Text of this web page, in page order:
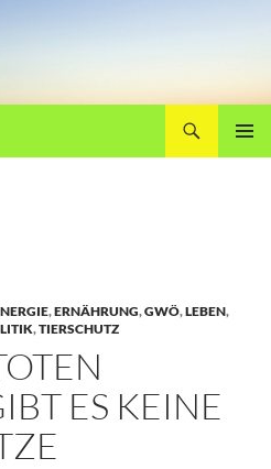
,ERNÄHRUNG,GWÖ,LEBEN,
,TIERSCHUTZ
ES KEINE